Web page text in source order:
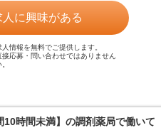
人に興味がある
情報を無料でご提供します。
応募・問い合わせではありません
10時間未満】の調剤薬局で働いて